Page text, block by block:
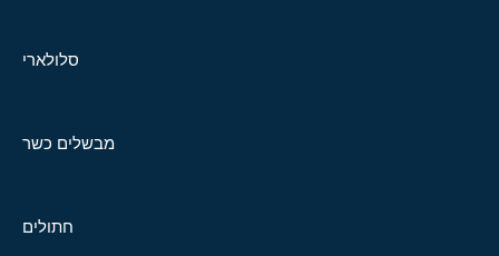
סלולארי
מבשלים כשר
חתולים